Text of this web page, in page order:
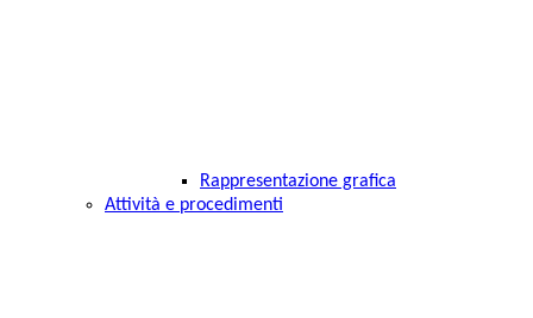
Rappresentazione grafica
Attività e procedimenti